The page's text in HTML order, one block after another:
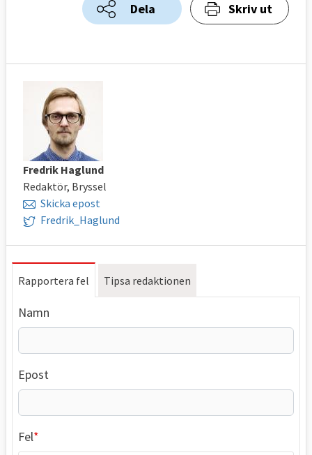
Dela Skriv ut
Fredrik Haglund
Redaktör, Bryssel
Skicka epost
Fredrik_Haglund
Rapportera fel Tipsa redaktionen
Namn
Epost
Fel